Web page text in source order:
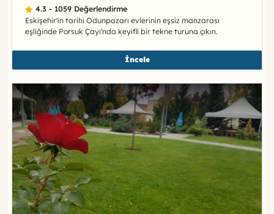
4.3 - 1059 Değerlendirme
Eskişehir'in tarihi Odunpazarı evlerinin eşsiz manzarası
eşliğinde Porsuk Çayı'nda keyifli bir tekne turuna çıkın.
İncele